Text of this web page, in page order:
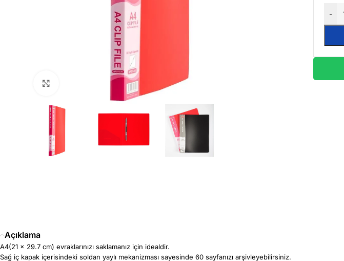
Büyütmek için tıklayın
-
Açıklama
A4(21 x 29.7 cm) evraklarınızı saklamanız için idealdir.
Sağ iç kapak içerisindeki soldan yaylı mekanizması sayesinde 60 sayfanızı arşivleyebilirsiniz.